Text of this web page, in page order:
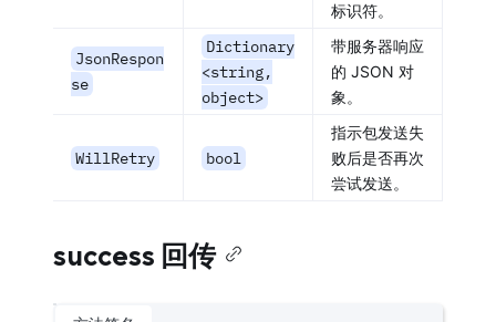
标识符。
JsonRespon
se
Dictionary
<string,
object>
带服务器响应
的 JSON 对
象。
WillRetry bool
指示包发送失
败后是否再次
尝试发送。
success 回传